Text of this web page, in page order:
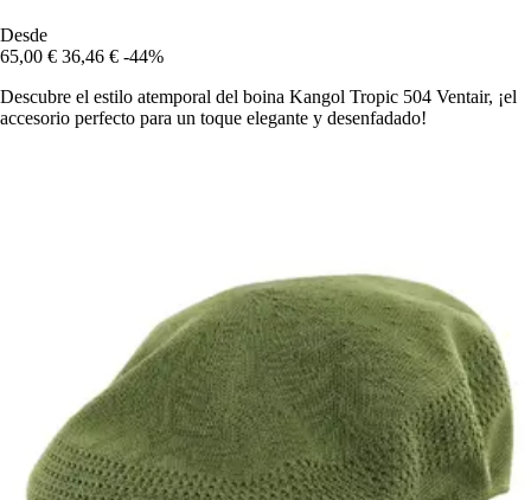
Desde
65,00 € 36,46 € -44%
Descubre el estilo atemporal del boina Kangol Tropic 504 Ventair, ¡el
accesorio perfecto para un toque elegante y desenfadado!